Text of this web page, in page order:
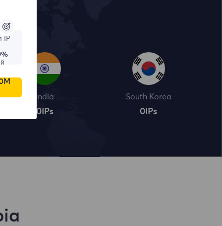
India
0IPs
South Korea
0 IPs
IP